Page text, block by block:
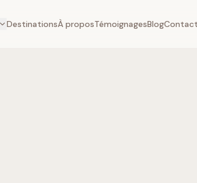
DestinationsÀ proposTémoignagesBlogContact